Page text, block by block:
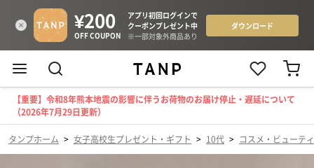
【重要】令和8年熊本地震の影響に伴うお荷物のお届け停止・遅延について
（2026年7月29日更新）
タンプホーム > 女子高校生プレゼント・ギフト > 10代 > コスメ・ビューテ